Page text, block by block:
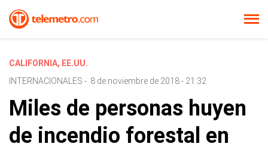
CALIFORNIA, EE.UU.
INTERNACIONALES - 8 de noviembre de 2018 - 21:32
Miles de personas huyen
de incendio forestal en